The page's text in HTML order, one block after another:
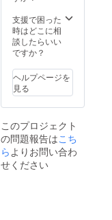
支援で困った
時はどこに相
談したらいい
ですか？
ヘルプページを
見る
このプロジェクト
の問題報告はこち
らよりお問い合わ
せください